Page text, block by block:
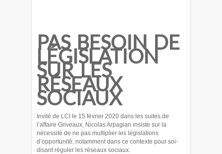
PAS BESOIN DE
LÉGISLATION
SUR LES
RÉSEAUX
SOCIAUX
Invité de LCI le 15 février 2020 dans les suites de
l’affaire Griveaux, Nicolas Arpagian insiste sur la
nécessité de ne pas multiplier les législations
d’opportunité, notamment dans ce contexte pour soi-
disant réguler les réseaux sociaux.